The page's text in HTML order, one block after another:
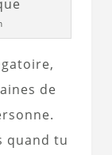
de
quand tu